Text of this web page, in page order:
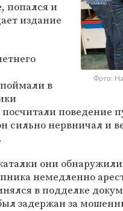
Фото:
попался и
издание
в
посчитали поведение
сильно нервничал и
они
немедленно
в подделке
задержан за